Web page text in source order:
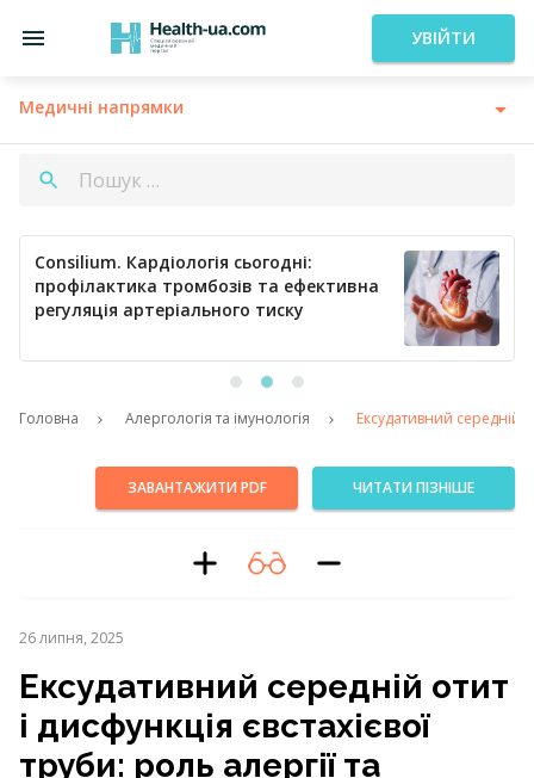
УВІЙТИ
Медичні напрямки
Consilium. Кардіологія сьогодні:
профілактика тромбозів та ефективна
регуляція артеріального тиску
Головна Алергологія та імунологія Ексудативний середній
ЗАВАНТАЖИТИ PDF ЧИТАТИ ПІЗНІШЕ
26 липня, 2025
Ексудативний середній отит
і дисфункція євстахієвої
труби: роль алергії та